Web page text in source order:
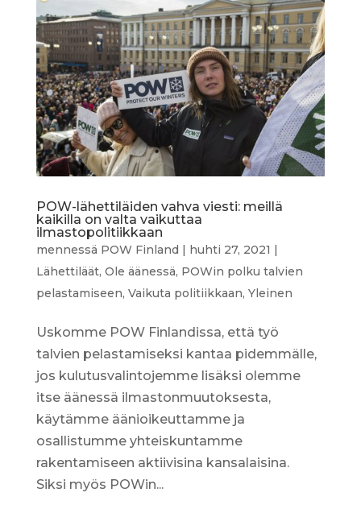
POW-lähettiläiden vahva viesti: meillä
kaikilla on valta vaikuttaa
ilmastopolitiikkaan
mennessä POW Finland | huhti 27, 2021 |
Lähettiläät, Ole äänessä, POWin polku talvien
pelastamiseen, Vaikuta politiikkaan, Yleinen
Uskomme POW Finlandissa, että työ
talvien pelastamiseksi kantaa pidemmälle,
jos kulutusvalintojemme lisäksi olemme
itse äänessä ilmastonmuutoksesta,
käytämme äänioikeuttamme ja
osallistumme yhteiskuntamme
rakentamiseen aktiivisina kansalaisina.
Siksi myös POWin...